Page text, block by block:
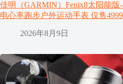
佳明（GARMIN）Fenix8太阳能版
电心率跑步户外运动手表 仅售
2026年8月9日